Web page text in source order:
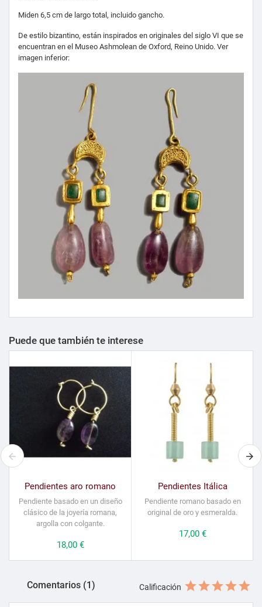
Miden 6,5 cm de largo total, incluido gancho.
De estilo bizantino, están inspirados en originales del siglo VI que se
encuentran en el Museo Ashmolean de Oxford, Reino Unido. Ver
imagen inferior:
Puede que también te interese
Pendientes aro romano
Pendiente basado en un diseño
clásico de la joyería romana,
argolla con colgante.
Precio
18,00 €
Pendientes Itálica
Pendiente romano basado en
original de oro y esmeralda.
Precio
17,00 €
Comentarios (1) Calificación